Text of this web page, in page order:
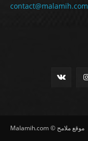
contact@malamih.com
موقع ملامح © Malamih.com